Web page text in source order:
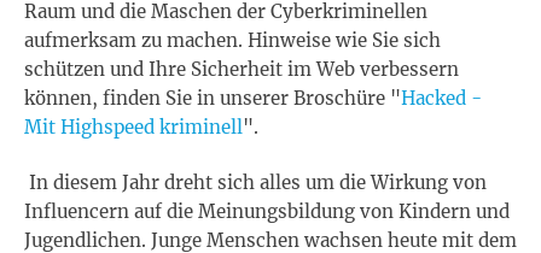
Raum und die Maschen der Cyberkriminellen
aufmerksam zu machen. Hinweise wie Sie sich
schützen und Ihre Sicherheit im Web verbessern
können, finden Sie in unserer Broschüre "Hacked -
Mit Highspeed kriminell ".
In diesem Jahr dreht sich alles um die Wirkung von
Influencern auf die Meinungsbildung von Kindern und
Jugendlichen. Junge Menschen wachsen heute mit dem